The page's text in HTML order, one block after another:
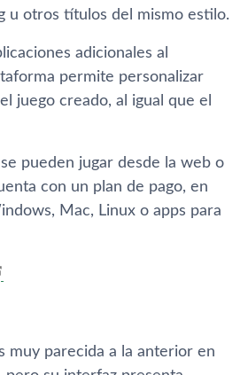
u otros títulos del mismo estilo.
adicionales al
permite personalizar
juego creado, al igual que el
pueden jugar desde la web o
con un plan de pago, en
Mac, Linux o apps para
muy parecida a la anterior en